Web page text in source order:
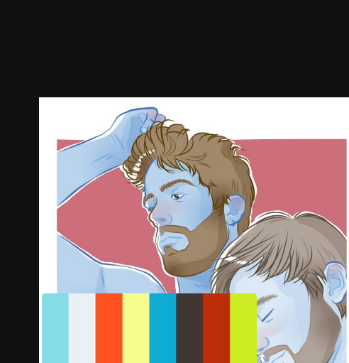
ภาพนิ่ง เนื้อหาที่แนะนำ รายละเอียด